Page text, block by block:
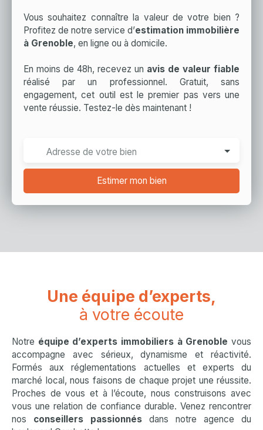
Vous souhaitez connaître la valeur de votre bien ?
Profitez de notre service d’estimation immobilière
à Grenoble, en ligne ou à domicile.
En moins de 48h, recevez un avis de valeur fiable
réalisé par un professionnel. Gratuit, sans
engagement, cet outil est le premier pas vers une
vente réussie. Testez-le dès maintenant !
Adresse de votre bien
Estimer mon bien
Une équipe d’experts,
à votre écoute
Notre équipe d’experts immobiliers à Grenoble vous
accompagne avec sérieux, dynamisme et réactivité.
Formés aux réglementations actuelles et experts du
marché local, nous faisons de chaque projet une réussite.
Proches de vous et à l’écoute, nous construisons avec
vous une relation de confiance durable. Venez rencontrer
nos conseillers passionnés dans notre agence du